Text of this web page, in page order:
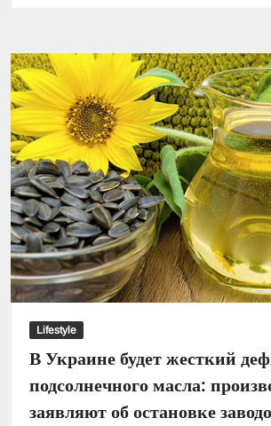
1
марта
проиндексировали
пенсии:
некоторым
гражданам
придется
ждать
до
апреля
Lifestyle
В Украине будет жесткий
подсолнечного масла:
заявляют об остановке